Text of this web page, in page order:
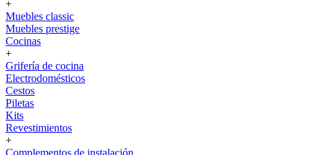
+
Muebles classic
Muebles prestige
Cocinas
+
Grifería de cocina
Electrodomésticos
Cestos
Piletas
Kits
Revestimientos
+
Complementos de instalación